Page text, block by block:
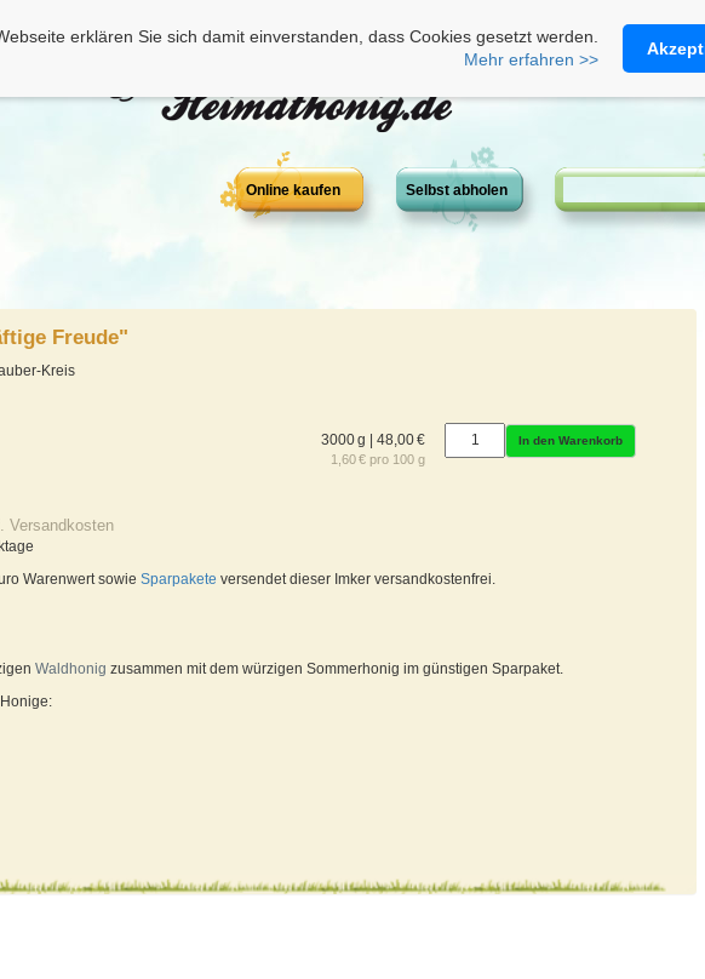
Heimathonig auf
erklären Sie sich damit einverstanden, dass Cookies gesetzt werden.
Mehr erfahren >>
Online kaufen Selbst abholen
Freude"
Kreis
3000 g | 48,00 €
1,60 € pro 100 g
In den Warenkorb
Versandkosten
Warenwert sowieSparpakete versendet dieser Imker versandkostenfrei.
Waldhonig zusammen mit dem würzigen Sommerhonig im günstigen Sparpaket.